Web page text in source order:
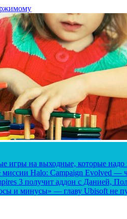
игры на выходные, которые надо
Halo: Campaign Evolved —
3 получит аддон с Данией,
и минусы» — главу Ubisoft не